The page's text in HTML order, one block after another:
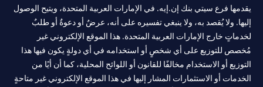
يقدمها فرع سيتي بنك إن.إيه. في الإمارات العربية المتحدة، ويتيح الوصول
إليها. ولا يُقصد به، ولا ينبغي تفسيره على أنه، عرضٌ أو دعوةٌ أو طلبٌ
لخدماتٍ خارج الإمارات العربية المتحدة. هذا الموقع الإلكتروني غير
مُخصص للتوزيع على أي شخصٍ أو استخدامه في أي دولةٍ يكون فيها هذا
التوزيع أو الاستخدام مخالفًا للقانون أو اللوائح المحلية، كما أن أيًا من
الخدمات أو الاستثمارات المشار إليها في هذا الموقع الإلكتروني غير متاحةٍ